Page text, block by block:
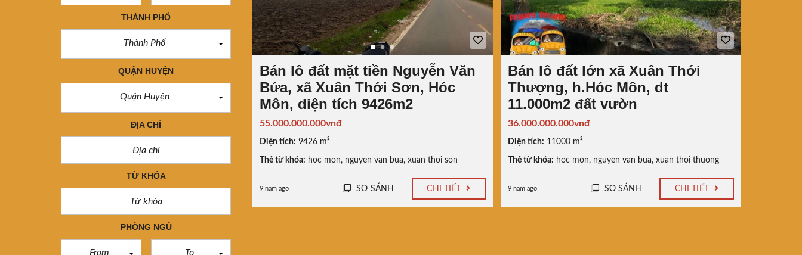
THÀNH PHỐ
Thành Phố
QUẬN HUYỆN
Quận Huyện
ĐỊA CHỈ
TỪ KHÓA
PHÒNG NGỦ
From To
Bán lô đất mặt tiền Nguyễn Văn
Bứa, xã Xuân Thới Sơn, Hóc
Môn, diện tích 9426m2
55.000.000.000vnđ
Diện tích: 9426 m²
Thẻ từ khóa: hoc mon, nguyen van bua, xuan thoi son
9 năm ago SO SÁNH CHI TIẾT
Bán lô đất lớn xã Xuân Thới
Thượng, h.Hóc Môn, dt
11.000m2 đất vườn
36.000.000.000vnđ
Diện tích: 11000 m²
Thẻ từ khóa: hoc mon, nguyen van bua, xuan thoi thuong
9 năm ago SO SÁNH CHI TIẾT